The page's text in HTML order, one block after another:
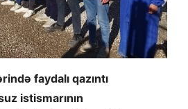
faydalı qazıntı
istismarının